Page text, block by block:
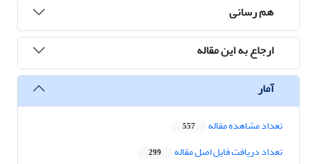
هم رسانی
ارجاع به این مقاله
آمار
تعداد مشاهده مقاله 557
تعداد دریافت فایل اصل مقاله 299